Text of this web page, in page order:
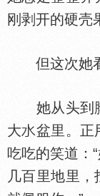
刚剥开的硬壳
但这次她看
她从头到
大
盆里。正
吃吃的笑道：
几百里地里